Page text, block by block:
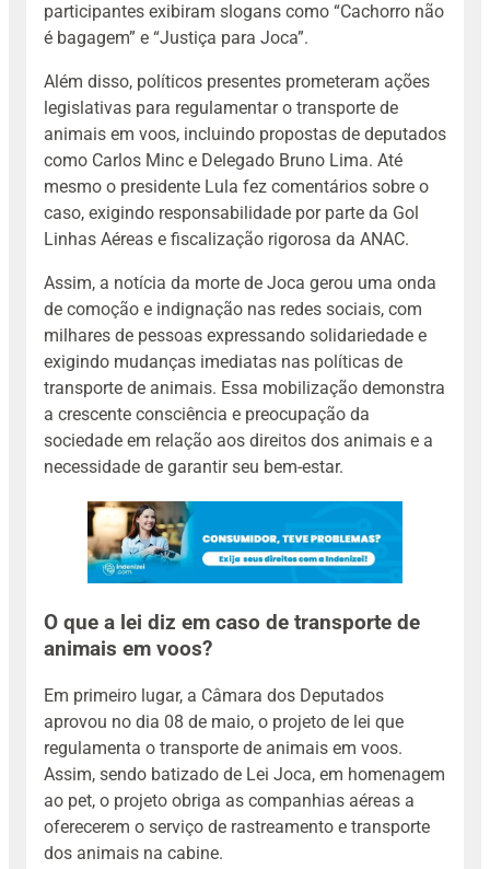
participantes exibiram slogans como “Cachorro não
é bagagem” e “Justiça para Joca”.
Além disso, políticos presentes prometeram ações
legislativas para regulamentar o transporte de
animais em voos, incluindo propostas de deputados
como Carlos Minc e Delegado Bruno Lima. Até
mesmo o presidente Lula fez comentários sobre o
caso, exigindo responsabilidade por parte da Gol
Linhas Aéreas e fiscalização rigorosa da ANAC.
Assim, a notícia da morte de Joca gerou uma onda
de comoção e indignação nas redes sociais, com
milhares de pessoas expressando solidariedade e
exigindo mudanças imediatas nas políticas de
transporte de animais. Essa mobilização demonstra
a crescente consciência e preocupação da
sociedade em relação aos direitos dos animais e a
necessidade de garantir seu bem-estar.
O que a lei diz em caso de transporte de
animais em voos?
Em primeiro lugar, a Câmara dos Deputados
aprovou no dia 08 de maio, o projeto de lei que
regulamenta o transporte de animais em voos.
Assim, sendo batizado de Lei Joca, em homenagem
ao pet, o projeto obriga as companhias aéreas a
oferecerem o serviço de rastreamento e transporte
dos animais na cabine.